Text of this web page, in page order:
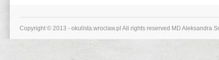
Copyright © 2013 - okulista.wroclaw.pl All rights reserved MD Aleksandra